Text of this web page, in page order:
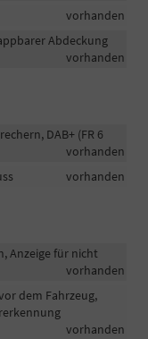
vorhanden
Abdeckung
vorhanden
DAB+ (FR 6
vorhanden
vorhanden
Anzeige für nicht
vorhanden
dem Fahrzeug,
vorhanden